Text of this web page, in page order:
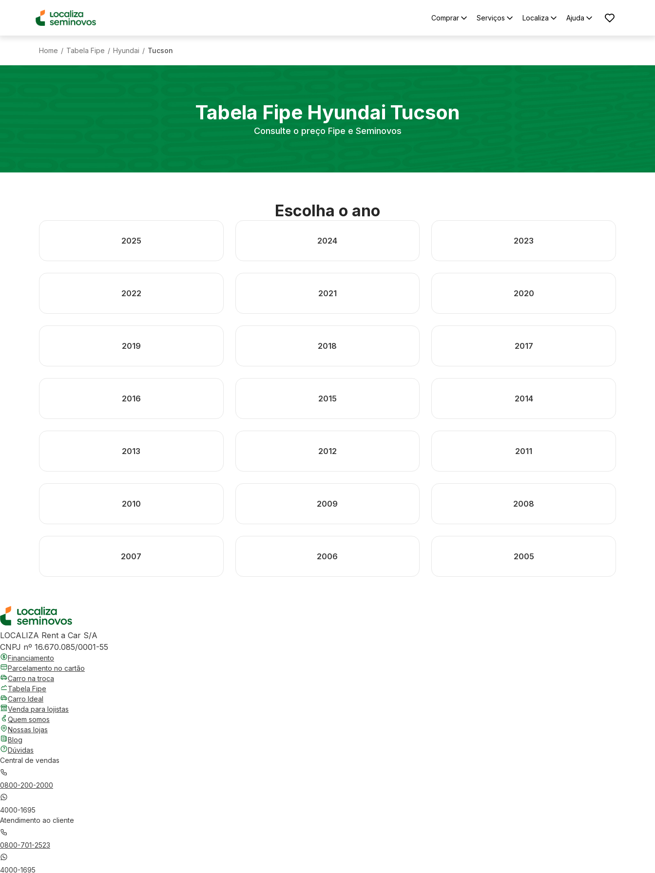
Comprar Serviços Localiza Ajuda
Home / Tabela Fipe / Hyundai / Tucson
Tabela Fipe Hyundai Tucson
Consulte o preço Fipe e Seminovos
Escolha o ano
2025 2024 2023
2022 2021 2020
2019 2018 2017
2016 2015 2014
2013 2012 2011
2010 2009 2008
2007 2006 2005
LOCALIZA Rent a Car S/A
CNPJ nº 16.670.085/0001-55
Financiamento
Parcelamento no cartão
Carro na troca
Tabela Fipe
Carro Ideal
Venda para lojistas
Quem somos
Nossas lojas
Blog
Dúvidas
Central de vendas
0800-200-2000
4000-1695
Atendimento ao cliente
0800-701-2523
4000-1695